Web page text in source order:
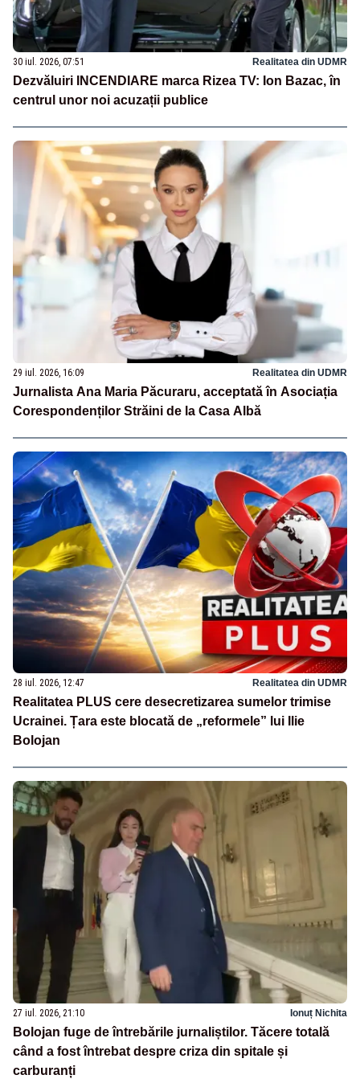
30 iul. 2026, 07:51 Realitatea din UDMR
Dezvăluiri INCENDIARE marca Rizea TV: Ion Bazac, în
centrul unor noi acuzații publice
29 iul. 2026, 16:09 Realitatea din UDMR
Jurnalista Ana Maria Păcuraru, acceptată în Asociația
Corespondenților Străini de la Casa Albă
28 iul. 2026, 12:47 Realitatea din UDMR
Realitatea PLUS cere desecretizarea sumelor trimise
Ucrainei. Țara este blocată de „reformele” lui Ilie
Bolojan
27 iul. 2026, 21:10 Ionuț Nichita
Bolojan fuge de întrebările jurnaliștilor. Tăcere totală
când a fost întrebat despre criza din spitale și
carburanți